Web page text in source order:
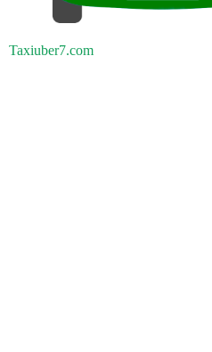
Taxiuber7.com